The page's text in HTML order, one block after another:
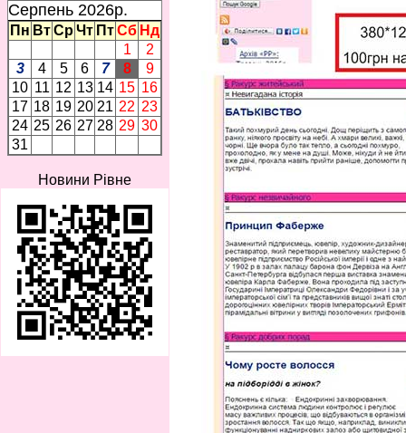
Серпень 2026p.
Пн ВтСрЧт ПтСб Нд
1
2
3
4 5 6 7 8
9
10 11 12 13 14 15 16
17 18 19 20 21 22 23
24 25 26 27 28 29 30
31
Новини Рівне